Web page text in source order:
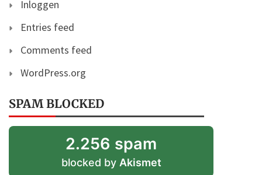
Inloggen
Entries feed
Comments feed
WordPress.org
SPAM BLOCKED
2.256 spam
blocked by Akismet